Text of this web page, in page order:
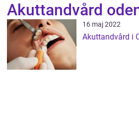
Akuttandvård
16 maj 2022
Akuttandvård i